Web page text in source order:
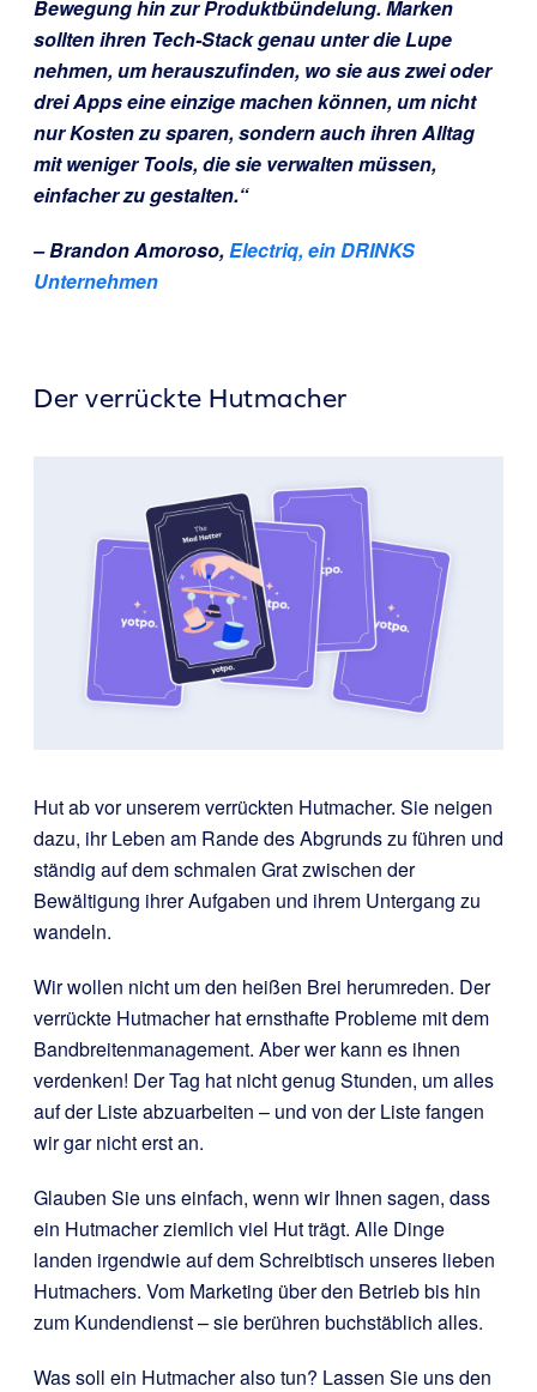
Bewegung hin zur Produktbündelung. Marken
sollten ihren Tech-Stack genau unter die Lupe
nehmen, um herauszufinden, wo sie aus zwei oder
drei Apps eine einzige machen können, um nicht
nur Kosten zu sparen, sondern auch ihren Alltag
mit weniger Tools, die sie verwalten müssen,
einfacher zu gestalten.“
– Brandon Amoroso,Electriq, ein DRINKS
Unternehmen
Der verrückte Hutmacher
Hut ab vor unserem verrückten Hutmacher. Sie neigen
dazu, ihr Leben am Rande des Abgrunds zu führen und
ständig auf dem schmalen Grat zwischen der
Bewältigung ihrer Aufgaben und ihrem Untergang zu
wandeln.
Wir wollen nicht um den heißen Brei herumreden. Der
verrückte Hutmacher hat ernsthafte Probleme mit dem
Bandbreitenmanagement. Aber wer kann es ihnen
verdenken! Der Tag hat nicht genug Stunden, um alles
auf der Liste abzuarbeiten – und von der Liste fangen
wir gar nicht erst an.
Glauben Sie uns einfach, wenn wir Ihnen sagen, dass
ein Hutmacher ziemlich viel Hut trägt. Alle Dinge
landen irgendwie auf dem Schreibtisch unseres lieben
Hutmachers. Vom Marketing über den Betrieb bis hin
zum Kundendienst – sie berühren buchstäblich alles.
Was soll ein Hutmacher also tun? Lassen Sie uns den